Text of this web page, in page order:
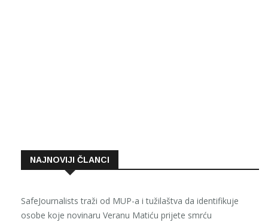
NAJNOVIJI ČLANCI
SafeJournalists traži od MUP-a i tužilaštva da identifikuje
osobe koje novinaru Veranu Matiću prijete smrću